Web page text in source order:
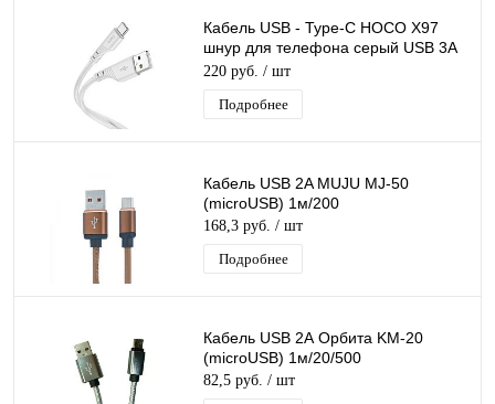
Кабель USB - Type-C HOCO X97
шнур для телефона серый USB 3A
длина 1м
220 руб. / шт
Подробнее
Кабель USB 2A MUJU MJ-50
(microUSB) 1м/200
168,3 руб. / шт
Подробнее
Кабель USB 2А Орбита KM-20
(microUSB) 1м/20/500
82,5 руб. / шт